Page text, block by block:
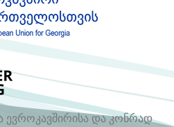
ევროკავშირისა და კონრად